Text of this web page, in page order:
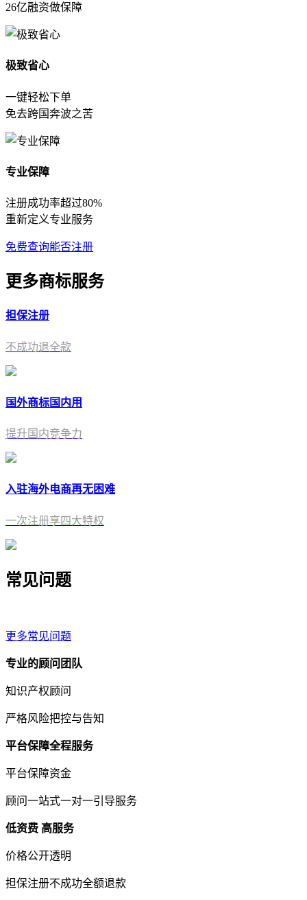
26亿融资做保障
极致省心
一键轻松下单
免去跨国奔波之苦
专业保障
注册成功率超过80%
重新定义专业服务
免费查询能否注册
更多商标服务
担保注册
不成功退全款
国外商标国内用
提升国内竞争力
入驻海外电商再无困难
一次注册享四大特权
常见问题
更多常见问题
专业的顾问团队
知识产权顾问
严格风险把控与告知
平台保障全程服务
平台保障资金
顾问一站式一对一引导服务
低资费 高服务
价格公开透明
担保注册不成功全额退款